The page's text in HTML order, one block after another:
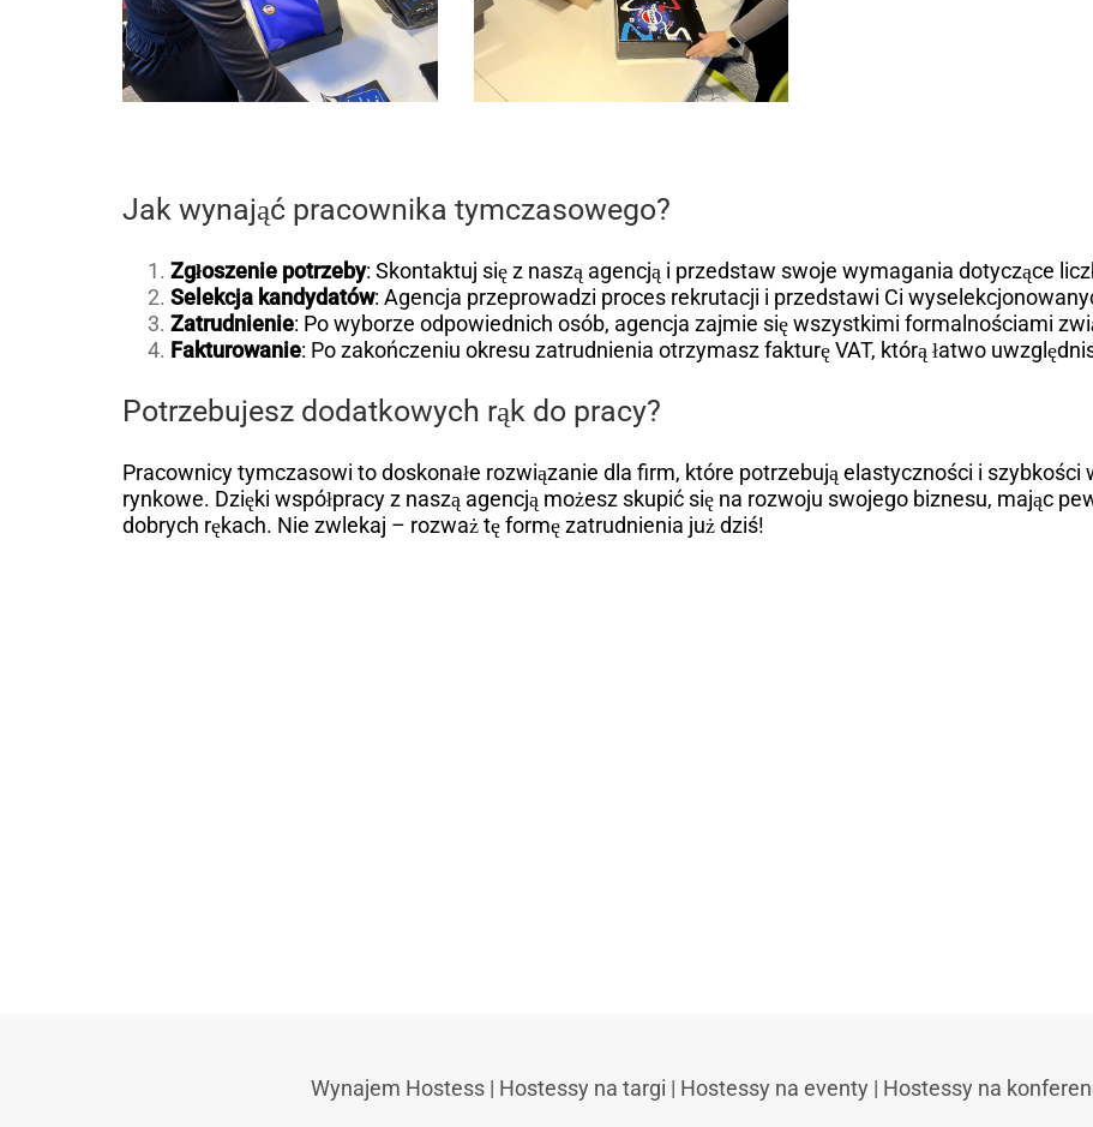
Jak wynająć pracownika tymczasowego?
Zgłoszenie potrzeby: Skontaktuj się z naszą agencją i przedstaw swoje wymagania dotyczące
Selekcja kandydatów: Agencja przeprowadzi proces rekrutacji i przedstawi Ci
Zatrudnienie: Po wyborze odpowiednich osób, agencja zajmie się wszystkimi formalnościami
Fakturowanie: Po zakończeniu okresu zatrudnienia otrzymasz fakturę VAT, którą łatwo
Potrzebujesz dodatkowych rąk do pracy?
Pracownicy tymczasowi to doskonałe rozwiązanie dla firm, które potrzebują elastyczności i
rynkowe. Dzięki współpracy z naszą agencją możesz skupić się na rozwoju swojego biznesu, mając
dobrych rękach. Nie zwlekaj – rozważ tę formę zatrudnienia już dziś!
Wynajem Hostess | Hostessy na targi | Hostessy na eventy | Hostessy na